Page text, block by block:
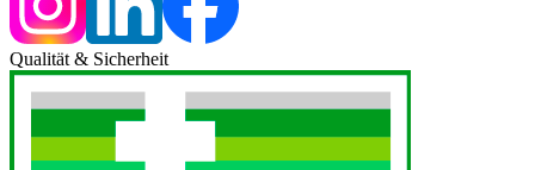
Qualität & Sicherheit